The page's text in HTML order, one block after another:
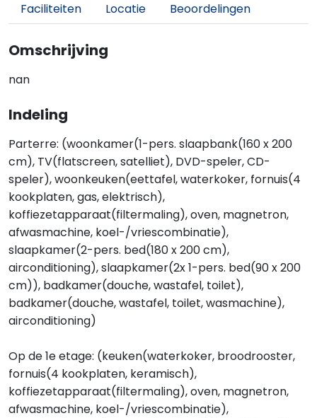
Faciliteiten Locatie Beoordelingen
Omschrijving
nan
Indeling
Parterre: (woonkamer(1-pers. slaapbank(160 x 200
cm), TV(flatscreen, satelliet), DVD-speler, CD-
speler), woonkeuken(eettafel, waterkoker, fornuis(4
kookplaten, gas, elektrisch),
koffiezetapparaat(filtermaling), oven, magnetron,
afwasmachine, koel-/vriescombinatie),
slaapkamer(2-pers. bed(180 x 200 cm),
airconditioning), slaapkamer(2x 1-pers. bed(90 x 200
cm)), badkamer(douche, wastafel, toilet),
badkamer(douche, wastafel, toilet, wasmachine),
airconditioning)
Op de 1e etage: (keuken(waterkoker, broodrooster,
fornuis(4 kookplaten, keramisch),
koffiezetapparaat(filtermaling), oven, magnetron,
afwasmachine, koel-/vriescombinatie),